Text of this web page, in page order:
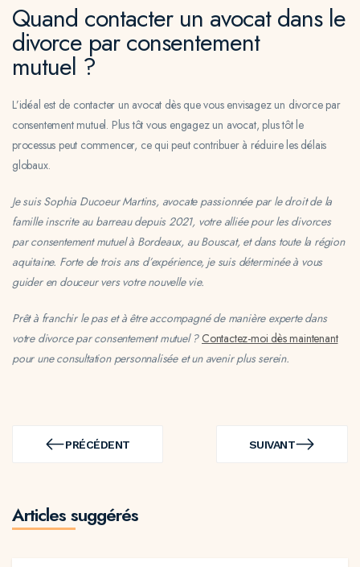
Quand contacter un avocat dans le
divorce par consentement
mutuel ?
L’idéal est de contacter un avocat dès que vous envisagez un divorce par
consentement mutuel. Plus tôt vous engagez un avocat, plus tôt le
processus peut commencer, ce qui peut contribuer à réduire les délais
globaux.
Je suis Sophia Ducoeur Martins, avocate passionnée par le droit de la
famille inscrite au barreau depuis 2021, votre alliée pour les divorces
par consentement mutuel à Bordeaux, au Bouscat, et dans toute la région
aquitaine. Forte de trois ans d’expérience, je suis déterminée à vous
guider en douceur vers votre nouvelle vie.
Prêt à franchir le pas et à être accompagné de manière experte dans
votre divorce par consentement mutuel ? Contactez-moi dès maintenant
pour une consultation personnalisée et un avenir plus serein.
PRÉCÉDENT
PRÉCÉDENT SUIVANT
SUIVANT
Articles suggérés